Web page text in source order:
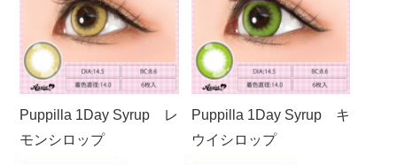
Puppilla 1Day Syrup レ
モンシロップ
Puppilla 1Day Syrup キ
ウイシロップ